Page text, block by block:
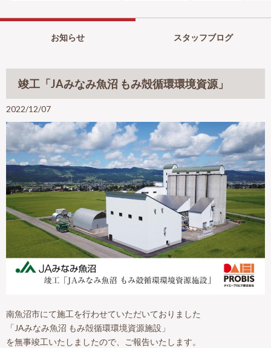
お知らせ スタッフブログ
竣工「JAみなみ魚沼 もみ殻循環環境資源」
2022/12/07
南魚沼市にて施工を行わせていただいておりました
「JAみなみ魚沼 もみ殻循環環境資源施設」
を無事竣工いたしましたので、ご報告いたします。